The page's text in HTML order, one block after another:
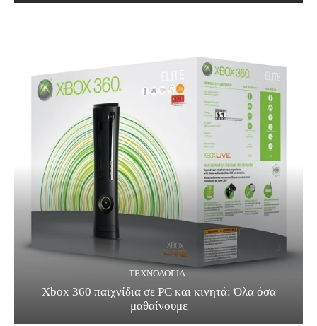
ΤΕΧΝΟΛΟΓΊΑ
Xbox 360 παιχνίδια σε PC και κινητά: Όλα όσα
μαθαίνουμε